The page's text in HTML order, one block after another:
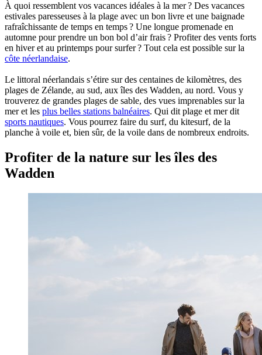
À quoi ressemblent vos vacances idéales à la mer ? Des vacances
estivales paresseuses à la plage avec un bon livre et une baignade
rafraîchissante de temps en temps ? Une longue promenade en
automne pour prendre un bon bol d’air frais ? Profiter des vents forts
en hiver et au printemps pour surfer ? Tout cela est possible sur la
côte néerlandaise.
Le littoral néerlandais s’étire sur des centaines de kilomètres, des
plages de Zélande, au sud, aux îles des Wadden, au nord. Vous y
trouverez de grandes plages de sable, des vues imprenables sur la
mer et les plus belles stations balnéaires. Qui dit plage et mer dit
sports nautiques. Vous pourrez faire du surf, du kitesurf, de la
planche à voile et, bien sûr, de la voile dans de nombreux endroits.
Profiter de la nature sur les îles des
Wadden